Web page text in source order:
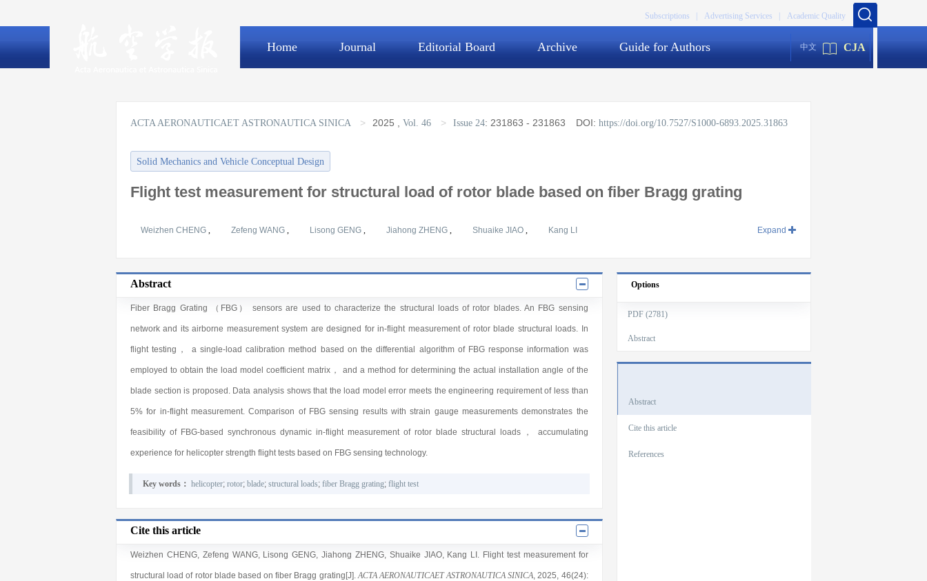
Academic Quality
Advertising Services |
Subscriptions |
Home Journal Editorial Board Archive Guide for Authors 中文 CJA
ACTA AERONAUTICAET ASTRONAUTICA SINICA > 2025 Vol. 46 > Issue 24: 231863 - 231863 DOI: https://doi.org/10.7527/S1000-6893.2025.31863
Solid Mechanics and Vehicle Conceptual Design
Flight test measurement for structural load of rotor blade based on fiber Bragg grating
Weizhen CHENG , Zefeng WANG , Lisong GENG , Jiahong ZHENG , Shuaike JIAO , Kang LI Expand
Abstract
Fiber Bragg Grating （FBG） sensors are used to characterize the structural loads of rotor blades. An FBG sensing
network and its airborne measurement system are designed for in-flight measurement of rotor blade structural loads. In
flight testing， a single-load calibration method based on the differential algorithm of FBG response information was
employed to obtain the load model coefficient matrix， and a method for determining the actual installation angle of the
blade section is proposed. Data analysis shows that the load model error meets the engineering requirement of less than
5% for in-flight measurement. Comparison of FBG sensing results with strain gauge measurements demonstrates the
feasibility of FBG-based synchronous dynamic in-flight measurement of rotor blade structural loads， accumulating
experience for helicopter strength flight tests based on FBG sensing technology.
Key words： helicopter; rotor; blade; structural loads; fiber Bragg grating; flight test
Cite this article
Weizhen CHENG, Zefeng WANG, Lisong GENG,Jiahong ZHENG, Shuaike JIAO, Kang LI . Flight test measurement for
structural load of rotor blade based on fiber Bragg grating[J].ACTA AERONAUTICAET ASTRONAUTICA SINICA, 2025, 46(24):
Options
PDF (2781)
Abstract
Abstract
Cite this article
References